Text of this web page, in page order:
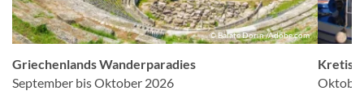
© Balate Dorin /Adobe.com
Griechenlands Wanderparadies
September bis Oktober 2026